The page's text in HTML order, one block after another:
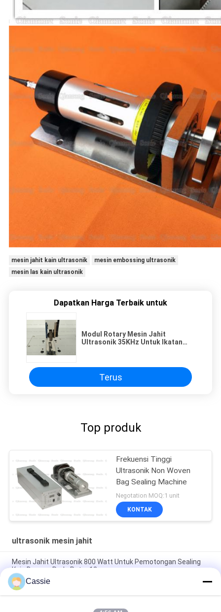
mesin jahit kain ultrasonik
mesin embossing ultrasonik
mesin las kain ultrasonik
Dapatkan Harga Terbaik untuk
Modul Rotary Mesin Jahit
Ultrasonik 35KHz Untuk Ikatan
Terus
Top produk
Frekuensi Tinggi
Ultrasonik Non Woven
Bag Sealing Machine
Negotation MOQ:1 unit
KONTAK
ultrasonik mesin jahit
Mesin Jahit Ultrasonik 800 Watt Untuk Pemotongan Sealing
Kain Dengan Roda Putar 12mm
Sistem Pengelasan Ultrasonik Frekuensi Tinggi 20Khz 2500w
Mulus
Cassie